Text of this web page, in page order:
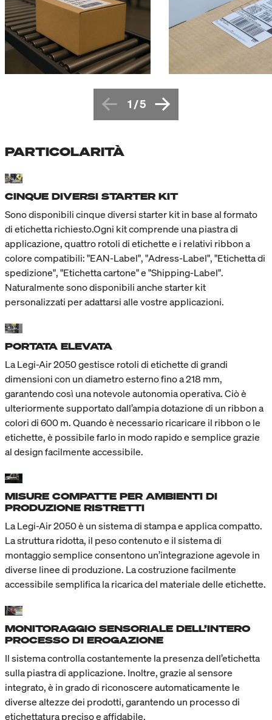
1 /5
PARTICOLARITÀ
CINQUE DIVERSI STARTER KIT
Sono disponibili cinque diversi starter kit in base al formato
di etichetta richiesto.Ogni kit comprende una piastra di
applicazione, quattro rotoli di etichette e i relativi ribbon a
colore compatibili: "EAN-Label", "Adress-Label", "Etichetta di
spedizione", "Etichetta cartone" e "Shipping-Label".
Naturalmente sono disponibili anche starter kit
personalizzati per adattarsi alle vostre applicazioni.
PORTATA ELEVATA
La Legi-Air 2050 gestisce rotoli di etichette di grandi
dimensioni con un diametro esterno fino a 218 mm,
garantendo così una notevole autonomia operativa. Ciò è
ulteriormente supportato dall’ampia dotazione di un ribbon a
colori di 600 m. Quando è necessario ricaricare il ribbon o le
etichette, è possibile farlo in modo rapido e semplice grazie
al design facilmente accessibile.
MISURE COMPATTE PER AMBIENTI DI
PRODUZIONE RISTRETTI
La Legi-Air 2050 è un sistema di stampa e applica compatto.
La struttura ridotta, il peso contenuto e il sistema di
montaggio semplice consentono un’integrazione agevole in
diverse linee di produzione. La costruzione facilmente
accessibile semplifica la ricarica del materiale delle etichette.
MONITORAGGIO SENSORIALE DELL’INTERO
PROCESSO DI EROGAZIONE
Il sistema controlla costantemente la presenza dell’etichetta
sulla piastra di applicazione. Inoltre, grazie al sensore
integrato, è in grado di riconoscere automaticamente le
diverse altezze dei prodotti, garantendo un processo di
etichettatura preciso e affidabile.